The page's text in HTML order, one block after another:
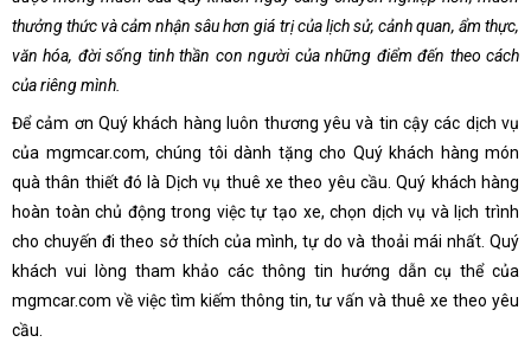
thưởng thức và cảm nhận sâu hơn giá trị của lịch sử, cảnh quan, ẩm thực,
văn hóa, đời sống tinh thần con người của những điểm đến theo cách
của riêng mình.
Để cảm ơn Quý khách hàng luôn thương yêu và tin cậy các dịch vụ
của mgmcar.com, chúng tôi dành tặng cho Quý khách hàng món
quà thân thiết đó là Dịch vụ thuê xe theo yêu cầu. Quý khách hàng
hoàn toàn chủ động trong việc tự tạo xe, chọn dịch vụ và lịch trình
cho chuyến đi theo sở thích của mình, tự do và thoải mái nhất. Quý
khách vui lòng tham khảo các thông tin hướng dẫn cụ thể của
mgmcar.com về việc tìm kiếm thông tin, tư vấn và thuê xe theo yêu
cầu.